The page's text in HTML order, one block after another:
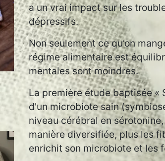
a un vrai impact sur les
dépressifs.
Non seulement ce qu’on
régime alimentaire est
mentales sont moindres.
La première étude baptisée «
d'un microbiote sain
niveau cérébral en
manière diversifiée, plus les
enrichit son microbiote et les